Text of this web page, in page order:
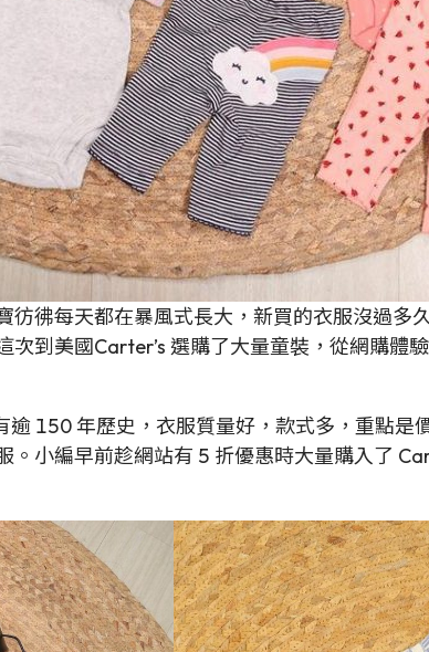
彿每天都在暴風式長大，新買的衣服沒過多
到美國Carter’s 選購了大量童裝，從網購體
150 年歷史，衣服質量好，款式多，重點是
小編早前趁網站有 5 折優惠時大量購入了